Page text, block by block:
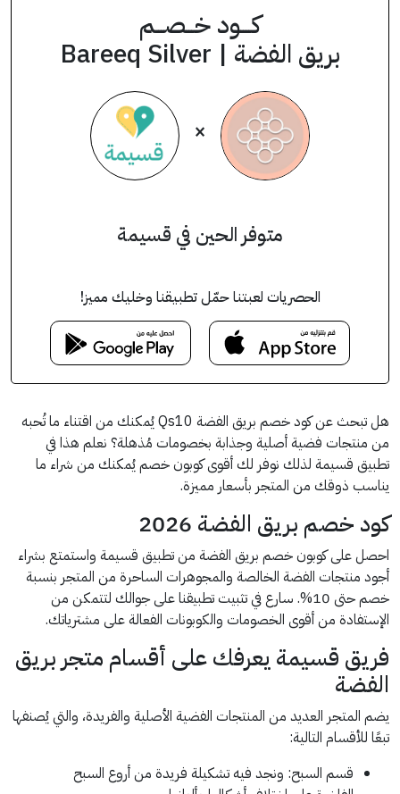
كــــود خـــصـــم
بريق الفضة | Bareeq Silver
×
متوفر الحين في قسيمة
الحصريات لعبتنا حمّل تطبيقنا وخليك مميز!
هل تبحث عن كود خصم بريق الفضة Qs10 يُمكنك من اقتناء ما تُحبه
من منتجات فضية أصلية وجذابة بخصومات مُذهلة؟ نعلم هذا في
تطبيق قسيمة لذلك نوفر لك أقوى كوبون خصم يُمكنك من شراء ما
يناسب ذوقك من المتجر بأسعار مميزة.
كود خصم بريق الفضة 2026
احصل على كوبون خصم بريق الفضة من تطبيق قسيمة واستمتع بشراء
أجود منتجات الفضة الخالصة والمجوهرات الساحرة من المتجر بنسبة
خصم حتى 10%. سارع في تثبيت تطبيقنا على جوالك لتتمكن من
الإستفادة من أقوى الخصومات والكوبونات الفعالة على مشترياتك.
فريق قسيمة يعرفك على أقسام متجر بريق
الفضة
يضم المتجر العديد من المنتجات الفضية الأصلية والفريدة، والتي يُصنفها
تبعًا للأقسام التالية:
قسم السبح: ونجد فيه تشكيلة فريدة من أروع السبح